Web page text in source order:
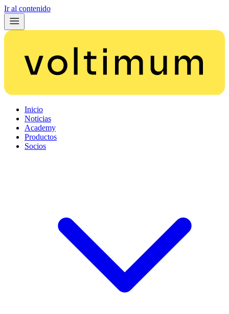
Ir al contenido
Inicio
Noticias
Academy
Productos
Socios